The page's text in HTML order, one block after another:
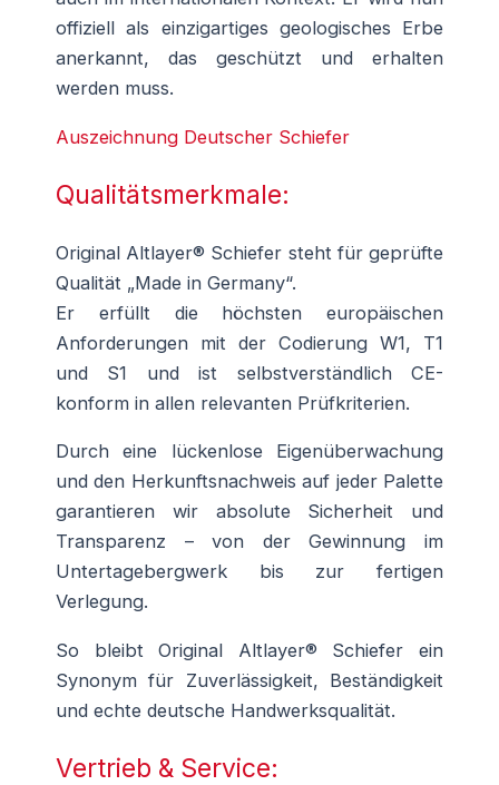
offiziell als einzigartiges geologisches Erbe
anerkannt, das geschützt und erhalten
werden muss.
Auszeichnung Deutscher Schiefer
Qualitätsmerkmale:
Original Altlayer® Schiefer steht für geprüfte
Qualität „Made in Germany“.
Er erfüllt die höchsten europäischen
Anforderungen mit der Codierung W1, T1
und S1 und ist selbstverständlich CE-
konform in allen relevanten Prüfkriterien.
Durch eine lückenlose Eigenüberwachung
und den Herkunftsnachweis auf jeder Palette
garantieren wir absolute Sicherheit und
Transparenz – von der Gewinnung im
Untertagebergwerk bis zur fertigen
Verlegung.
So bleibt Original Altlayer® Schiefer ein
Synonym für Zuverlässigkeit, Beständigkeit
und echte deutsche Handwerksqualität.
Vertrieb & Service: